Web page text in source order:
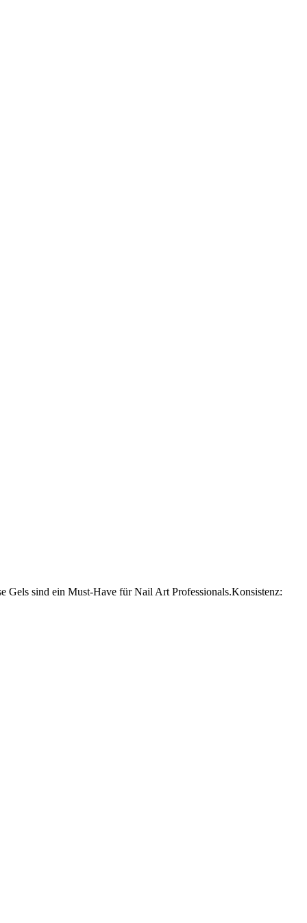
Gels sind ein Must-Have für Nail Art Professionals.Konsistenz: